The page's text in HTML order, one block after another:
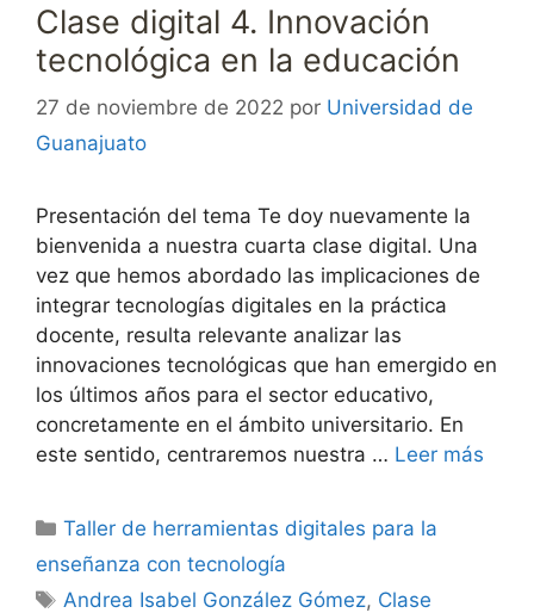
Clase digital 4. Innovación
tecnológica en la educación
27 de noviembre de 2022 por Universidad de
Guanajuato
Presentación del tema Te doy nuevamente la
bienvenida a nuestra cuarta clase digital. Una
vez que hemos abordado las implicaciones de
integrar tecnologías digitales en la práctica
docente, resulta relevante analizar las
innovaciones tecnológicas que han emergido en
los últimos años para el sector educativo,
concretamente en el ámbito universitario. En
este sentido, centraremos nuestra … Leer más
Categorías
Taller de herramientas digitales para la
enseñanza con tecnología
Etiquetas
Andrea Isabel González Gómez, Clase